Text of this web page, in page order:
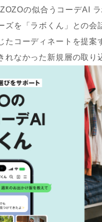
の似合うコーデAI
ズを「ラボくん」との
たコーディネートを提
れなかった新規層の取り